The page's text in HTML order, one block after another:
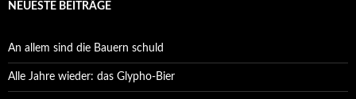
NEUESTE BEITRÄGE
An allem sind die Bauern schuld
Alle Jahre wieder: das Glypho-Bier